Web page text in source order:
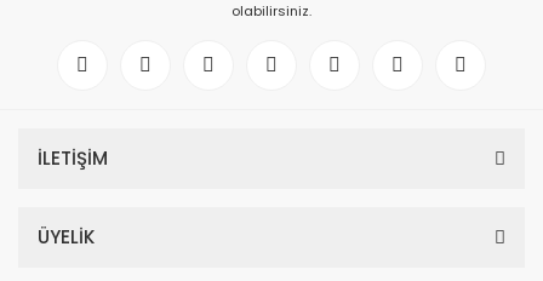
olabilirsiniz.
İLETİŞİM
ÜYELİK